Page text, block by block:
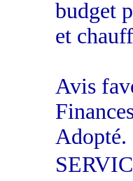
budget
et
Avis
Adopté.